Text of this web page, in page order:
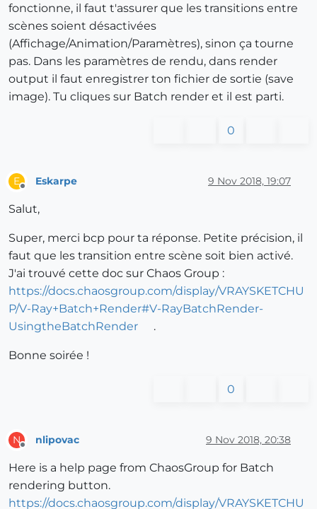
fonctionne, il faut t'assurer que les transitions entre
scènes soient désactivées
(Affichage/Animation/Paramètres), sinon ça tourne
pas. Dans les paramètres de rendu, dans render
output il faut enregistrer ton fichier de sortie (save
image). Tu cliques sur Batch render et il est parti.
0
E Eskarpe 9 Nov 2018, 19:07
Salut,
Super, merci bcp pour ta réponse. Petite précision, il
faut que les transition entre scène soit bien activé.
J'ai trouvé cette doc sur Chaos Group :
https://docs.chaosgroup.com/display/VRAYSKETCHU
P/V-Ray+Batch+Render#V-RayBatchRender-
UsingtheBatchRender
.
Bonne soirée !
0
N nlipovac 9 Nov 2018, 20:38
Here is a help page from ChaosGroup for Batch
rendering button.
https://docs.chaosgroup.com/display/VRAYSKETCHU